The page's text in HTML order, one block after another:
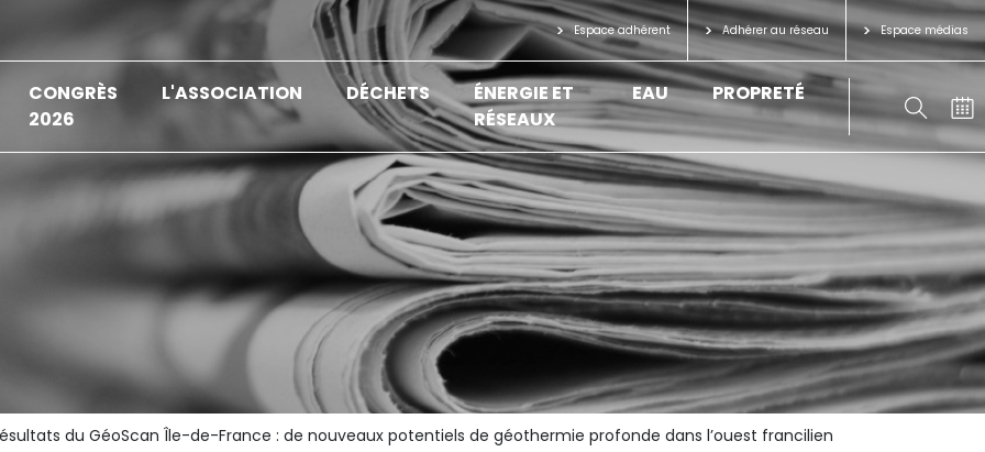
Espace adhérent Adhérer au réseau Espace médias
CONGRÈS
2026
L'ASSOCIATION DÉCHETS
ÉNERGIE ET
RÉSEAUX
EAU PROPRETÉ
du GéoScan Île-de-France : de nouveaux potentiels de géothermie profonde dans l’ouest francilien